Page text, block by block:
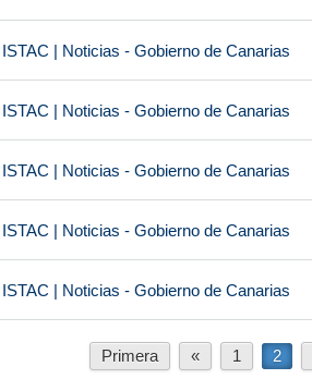
ISTAC | Noticias - Gobierno de Canarias
ISTAC | Noticias - Gobierno de Canarias
ISTAC | Noticias - Gobierno de Canarias
ISTAC | Noticias - Gobierno de Canarias
ISTAC | Noticias - Gobierno de Canarias
Primera « 1 2